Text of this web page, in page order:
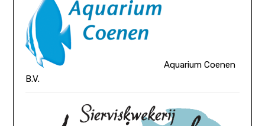
Aquarium Coenen
B.V.